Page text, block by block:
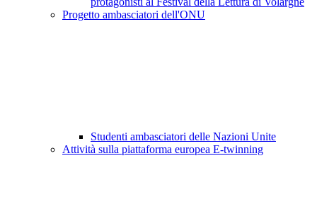
Progetto ambasciatori dell'ONU
Studenti ambasciatori delle Nazioni Unite
Attività sulla piattaforma europea E-twinning